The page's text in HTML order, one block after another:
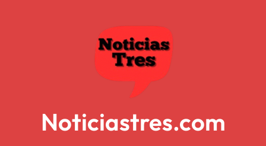
Noticiastres.com